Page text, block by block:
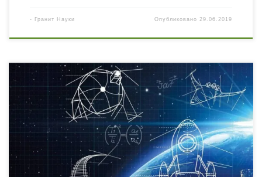
- Гранит Науки Опубликовано29.06.2019
Почему большинство людей не ценят науку? Лично я
считаю, что это связано с научным общением и тем, как
мы преподаем науку в наших школах. И поэтому мне
хочется привести несколько примеров научных фактов,
которые, я надеюсь, вдохновят вас узнавать что-то
новое каждый день. Да, этот список слишком короткий.
Я буду […]